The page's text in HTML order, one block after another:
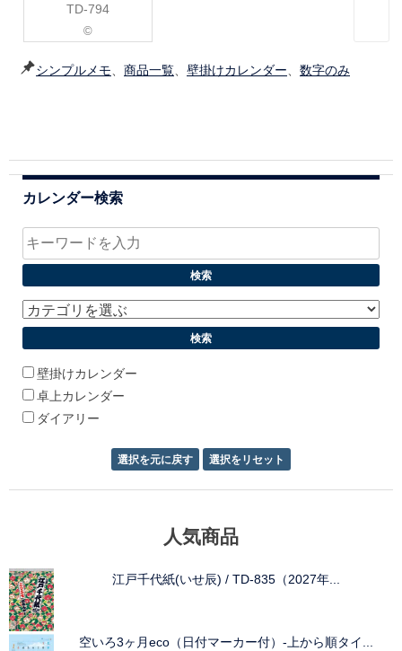
TD-794
©
シンプルメモ 商品一覧 壁掛けカレンダー 数字のみ
カレンダー検索
壁掛けカレンダー
卓上カレンダー
ダイアリー
人気商品
江戸千代紙(いせ辰) / TD-835（2027年...
空いろ3ヶ月eco（日付マーカー付）-上から順タイ...